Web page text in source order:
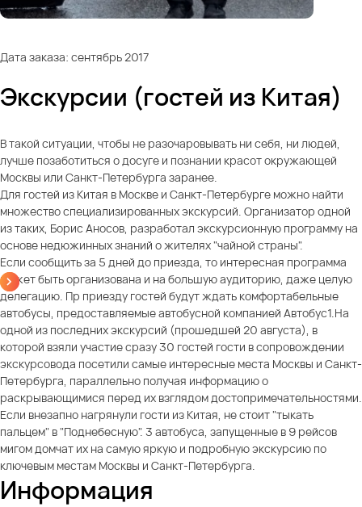
Дата заказа: сентябрь 2017
Экскурсии (гостей из Китая)
В такой ситуации, чтобы не разочаровывать ни себя, ни людей,
лучше позаботиться о досуге и познании красот окружающей
Москвы или Санкт-Петербурга заранее.
Для гостей из Китая в Москве и Санкт-Петербурге можно найти
множество специализированных экскурсий. Организатор одной
из таких, Борис Аносов, разработал экскурсионную программу на
основе недюжинных знаний о жителях "чайной страны".
Если сообщить за 5 дней до приезда, то интересная программа
может быть организована и на большую аудиторию, даже целую
делегацию. Пр приезду гостей будут ждать комфортабельные
автобусы, предоставляемые автобусной компанией Автобус1.На
одной из последних экскурсий (прошедшей 20 августа), в
которой взяли участие сразу 30 гостей гости в сопровождении
экскурсовода посетили самые интересные места Москвы и Санкт-
Петербурга, параллельно получая информацию о
раскрывающимися перед их взглядом достопримечательностями.
Если внезапно нагрянули гости из Китая, не стоит "тыкать
пальцем" в "Поднебесную". 3 автобуса, запущенные в 9 рейсов
мигом домчат их на самую яркую и подробную экскурсию по
ключевым местам Москвы и Санкт-Петербурга.
Информация